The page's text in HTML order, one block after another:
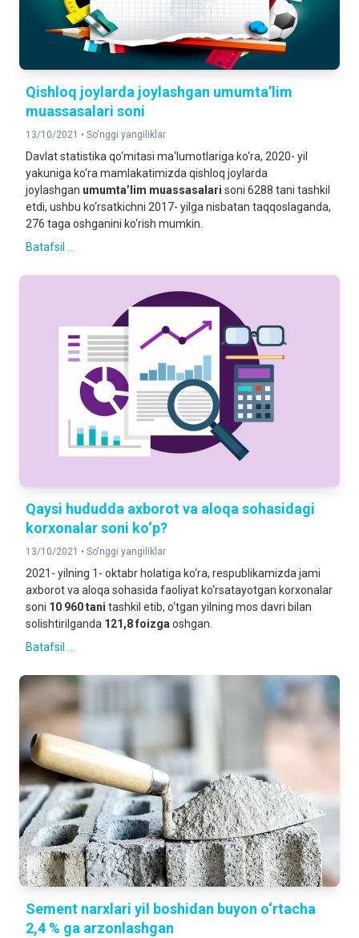
Qishloq joylarda joylashgan umumta’lim
muassasalari soni
13/10/2021 • So'nggi yangiliklar
Davlat statistika qo‘mitasi ma‘lumotlariga ko‘ra, 2020- yil
yakuniga ko‘ra mamlakatimizda qishloq joylarda
joylashgan umumta’lim muassasalari soni 6288 tani tashkil
etdi, ushbu ko‘rsatkichni 2017- yilga nisbatan taqqoslaganda,
276 taga oshganini ko‘rish mumkin.
Batafsil ...
Qaysi hududda axborot va aloqa sohasidagi
korxonalar soni ko‘p?
13/10/2021 • So'nggi yangiliklar
2021- yilning 1- oktabr holatiga ko‘ra, respublikamizda jami
axborot va aloqa sohasida faoliyat ko‘rsatayotgan korxonalar
soni 10 960 tani tashkil etib, o‘tgan yilning mos davri bilan
solishtirilganda 121,8 foizga oshgan.
Batafsil ...
Sement narxlari yil boshidan buyon o‘rtacha
2,4 % ga arzonlashgan